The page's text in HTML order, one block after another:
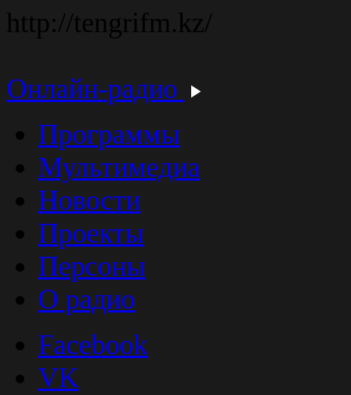
http://tengrifm.kz/
Онлайн-радио
Программы
Мультимедиа
Новости
Проекты
Персоны
О радио
Facebook
VK